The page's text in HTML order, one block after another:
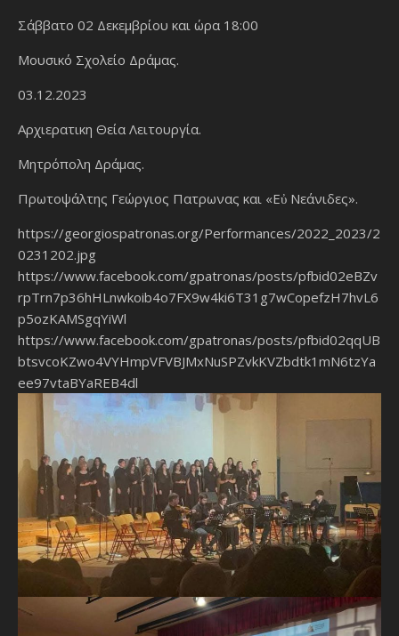
Σάββατο 02 Δεκεμβρίου και ώρα 18:00
Μουσικό Σχολείο Δράμας.
03.12.2023
Αρχιερατικη Θεία Λειτουργία.
Μητρόπολη Δράμας.
Πρωτοψάλτης Γεώργιος Πατρωνας και «Εὐ Νεάνιδες».
https://georgiospatronas.org/Performances/2022_2023/2
0231202.jpg
https://www.facebook.com/gpatronas/posts/pfbid02eBZv
rpTrn7p36hHLnwkoib4o7FX9w4ki6T31g7wCopefzH7hvL6
p5ozKAMSgqYiWl
https://www.facebook.com/gpatronas/posts/pfbid02qqUB
btsvcoKZwo4VYHmpVFVBJMxNuSPZvkKVZbdtk1mN6tzYa
ee97vtaBYaREB4dl